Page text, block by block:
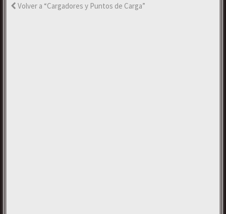
Volver a “Cargadores y Puntos de Carga”